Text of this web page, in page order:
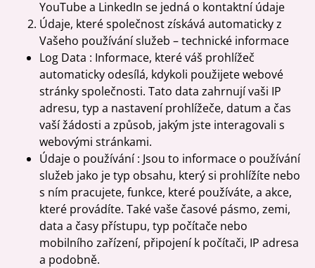
YouTube a LinkedIn se jedná o kontaktní údaje
Údaje, které společnost získává automaticky z
Vašeho používání služeb – technické informace
Log Data : Informace, které váš prohlížeč
automaticky odesílá, kdykoli použijete webové
stránky společnosti. Tato data zahrnují vaši IP
adresu, typ a nastavení prohlížeče, datum a čas
vaší žádosti a způsob, jakým jste interagovali s
webovými stránkami.
Údaje o používání : Jsou to informace o používání
služeb jako je typ obsahu, který si prohlížíte nebo
s ním pracujete, funkce, které používáte, a akce,
které provádíte. Také vaše časové pásmo, zemi,
data a časy přístupu, typ počítače nebo
mobilního zařízení, připojení k počítači, IP adresa
a podobně.